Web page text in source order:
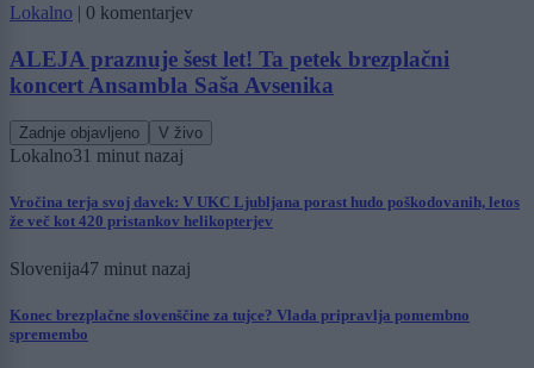
Lokalno | 0 komentarjev
ALEJA praznuje šest let! Ta petek brezplačni
koncert Ansambla Saša Avsenika
Zadnje objavljeno V živo
Lokalno31 minut nazaj
Vročina terja svoj davek: V UKC Ljubljana porast hudo poškodovanih, letos
že več kot 420 pristankov helikopterjev
Slovenija47 minut nazaj
Konec brezplačne slovenščine za tujce? Vlada pripravlja pomembno
spremembo